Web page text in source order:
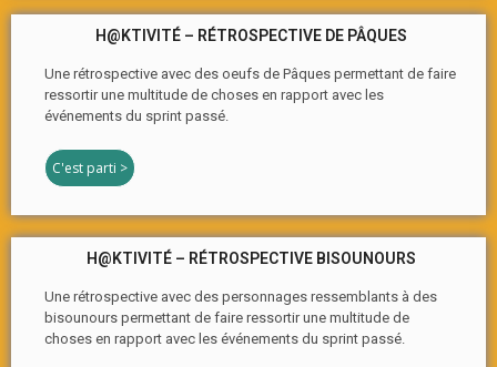
H@KTIVITÉ – RÉTROSPECTIVE DE PÂQUES
Une rétrospective avec des oeufs de Pâques permettant de faire
ressortir une multitude de choses en rapport avec les
événements du sprint passé.
C'est parti >
H@KTIVITÉ – RÉTROSPECTIVE BISOUNOURS
Une rétrospective avec des personnages ressemblants à des
bisounours permettant de faire ressortir une multitude de
choses en rapport avec les événements du sprint passé.